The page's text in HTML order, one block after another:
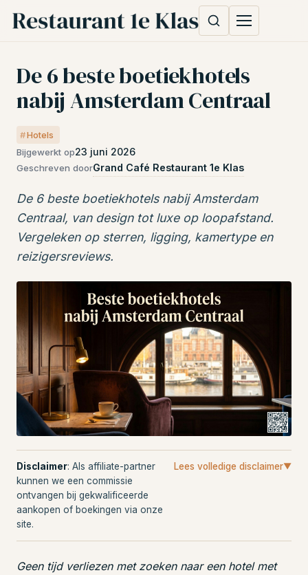
De 6 beste boetiekhotels
nabij Amsterdam Centraal
Hotels
Bijgewerkt op23 juni 2026
Geschreven doorGrand Café Restaurant 1e Klas
De 6 beste boetiekhotels nabij Amsterdam
Centraal, van design tot luxe op loopafstand.
Vergeleken op sterren, ligging, kamertype en
reizigersreviews.
Disclaimer: Als affiliate-partner
kunnen we een commissie
ontvangen bij gekwalificeerde
aankopen of boekingen via onze
site.
Lees volledige disclaimer▼
Geen tijd verliezen met zoeken naar een hotel met